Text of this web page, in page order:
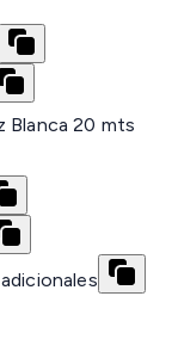
Blanca 20 mts